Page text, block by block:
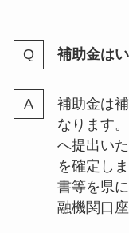
補助金は
補助金は
なります
へ提出い
を確定し
書等を県
融機関口